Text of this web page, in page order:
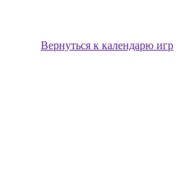
Вернуться к календарю игр